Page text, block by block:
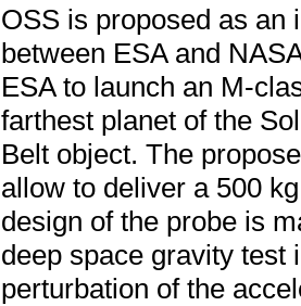
OSS is proposed as an
between ESA and
ESA to launch an M-
farthest planet of the
Belt object. The
allow to deliver a 500
design of the probe is
deep space gravity test
perturbation of the